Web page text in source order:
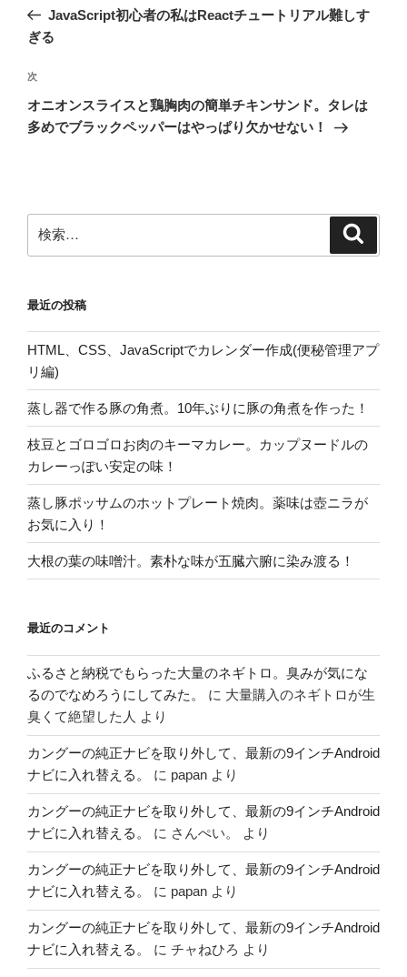
ナ
ゲ
ー
シ
の
投
JavaScript初心者の私はReactチュートリアル難しす
ぎる
次
の
投
次
オニオンスライスと鶏胸肉の簡単チキンサンド。タレは
多めでブラックペッパーはやっぱり欠かせない！
索:
最近の投稿
HTML、CSS、JavaScriptでカレンダー作成(便秘管理アプ
リ編)
蒸し器で作る豚の角煮。10年ぶりに豚の角煮を作った！
枝豆とゴロゴロお肉のキーマカレー。カップヌードルの
カレーっぽい安定の味！
蒸し豚ポッサムのホットプレート焼肉。薬味は壺ニラが
お気に入り！
大根の葉の味噌汁。素朴な味が五臓六腑に染み渡る！
最近のコメント
ふるさと納税でもらった大量のネギトロ。臭みが気にな
るのでなめろうにしてみた。
に 大量購入のネギトロが生
臭くて絶望した人 より
カングーの純正ナビを取り外して、最新の9インチAndroid
ナビに入れ替える。
に papan より
カングーの純正ナビを取り外して、最新の9インチAndroid
ナビに入れ替える。
に さんぺい。 より
カングーの純正ナビを取り外して、最新の9インチAndroid
ナビに入れ替える。
に papan より
カングーの純正ナビを取り外して、最新の9インチAndroid
ナビに入れ替える。
に チャねひろ より